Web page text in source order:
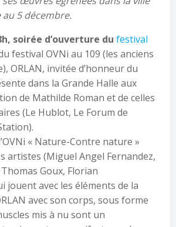
5 décembre.
soirée d’ouverture du festival
festival OVNi au 109 (les anciens
ORLAN, invitée d’honneur du
dans la Grande Halle aux
de Mathilde Roman et de celles
(Le Hublot, Le Forum de
« Nature-Contre nature »
artistes (Miguel Angel Fernandez,
Goux, Florian
jouent avec les éléments de la
avec son corps, sous forme
mis à nu sont un